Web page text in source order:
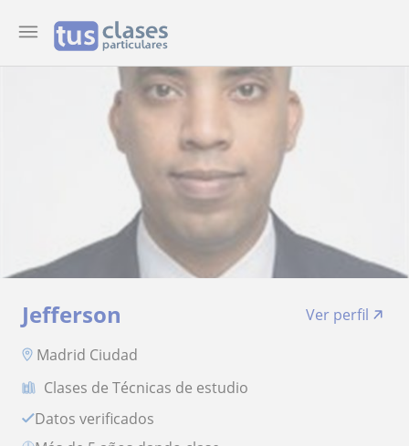
Jefferson
Ver perfil
Madrid Ciudad
Clases de Técnicas de estudio
Datos verificados